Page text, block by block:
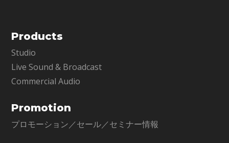
Products
Studio
Live Sound & Broadcast
Commercial Audio
Promotion
プロモーション／セール／セミナー情報